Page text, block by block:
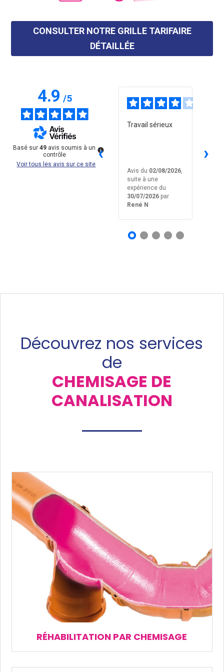
CONSULTER NOTRE GRILLE TARIFAIRE
DÉTAILLÉE
4.9/5
Basé sur49 avis soumis à un
contrôle
Voir tous les avis sur ce site
‹
/ 5
Equipe
professionnelle,
ponctuelle et
travaille
proprement !
Travail sérieux
Avis du 02/08/2026,
suite à une
expérience du
30/07/2026 par
René N
›
Découvrez nos services
de
CHEMISAGE DE
CANALISATION
RÉHABILITATION PAR CHEMISAGE